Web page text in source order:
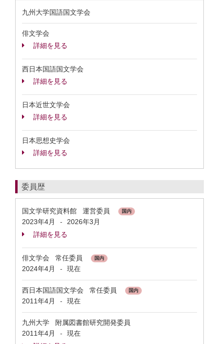
九州大学国語国文学会
俳文学会
詳細を見る
西日本国語国文学会
詳細を見る
日本近世文学会
詳細を見る
日本思想史学会
詳細を見る
委員歴
国文学研究資料館 運営委員 国内
2023年4月 -
2026年3月
詳細を見る
俳文学会 常任委員 国内
2024年4月 - 現在
西日本国語国文学会 常任委員 国内
2011年4月 - 現在
九州大学 附属図書館研究開発委員
2011年4月
-
現在